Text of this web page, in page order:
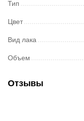
Тип
Цвет
Вид лака
Объем
Отзывы